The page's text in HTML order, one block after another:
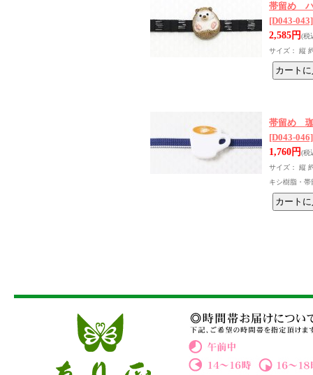
帯留め
[D043-043]
2,585円(税
サイズ： 縦
帯留め 珈
[D043-046]
1,760円(税
サイズ： 縦
キシ樹脂・帯